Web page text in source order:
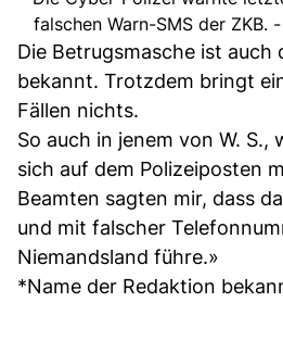
falschen Warn-SMS der ZKB.
Die Betrugsmasche ist auch
bekannt. Trotzdem bringt
Fällen nichts.
So auch in jenem von W.
sich auf dem Polizeiposten
Beamten sagten mir, dass
und mit falscher
Niemandsland führe.»
*Name der Redaktion